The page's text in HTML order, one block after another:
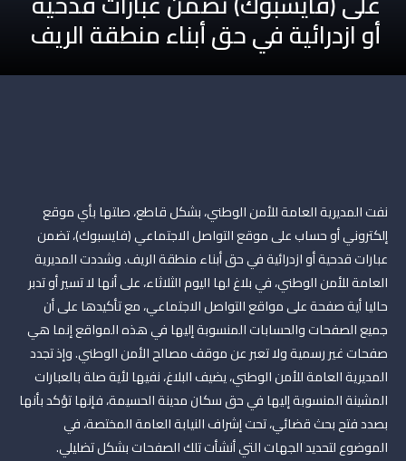
أو ازدرائية في حق أبناء منطقة الريف
نفت المديرية العامة للأمن الوطني، بشكل قاطع، صلتها بأي موقع
إلكتروني أو حساب على موقع التواصل الاجتماعي (فايسبوك)، تضمن
عبارات قدحية أو ازدرائية في حق أبناء منطقة الريف. وشددت المديرية
العامة للأمن الوطني، في بلاغ لها اليوم الثلاثاء، على أنها لا تسير أو تدبر
حاليا أية صفحة على مواقع التواصل الاجتماعي، مع تأكيدها على أن
جميع الصفحات والحسابات المنسوبة إليها في هذه المواقع إنما هي
صفحات غير رسمية ولا تعبر عن موقف مصالح الأمن الوطني. وإذ تجدد
المديرية العامة للأمن الوطني، يضيف البلاغ، نفيها لأية صلة بالعبارات
المشينة المنسوبة إليها في حق سكان مدينة الحسيمة، فإنها تؤكد بأنها
بصدد فتح بحث قضائي، تحت إشراف النيابة العامة المختصة، في
الموضوع لتحديد الجهات التي أنشأت تلك الصفحات بشكل تضليلي.